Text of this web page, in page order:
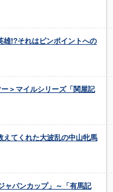
雄!?それはピンポイントへの
＞マイルシリーズ「関屋記
えてくれた大波乱の中山牝馬
ャパンカップ」～「有馬記